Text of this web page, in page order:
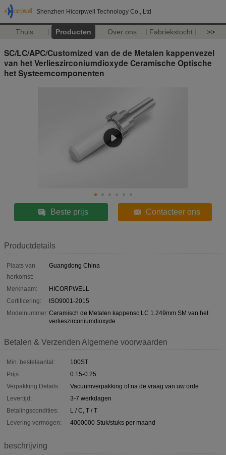
Shenzhen Hicorpwell Technology Co., Ltd
Thuis Producten Over ons Fabriekstocht >>
SC/LC/APC/Customized van de de Metalen kappenvezel
van het Verlieszirconiumdioxyde Ceramische Optische
het Systeemcomponenten
Beste prijs Contacteer ons
Productdetails
Plaats van
herkomst:
Guangdong China
Merknaam:
HICORPWELL
Certificering:
ISO9001-2015
Modelnummer: Ceramisch de Metalen kappensc LC 1.249mm SM van het
verlieszirconiumdioxyde
Betalen & Verzenden Algemene voorwaarden
Min. bestelaantal:
100ST
Prijs:
0.15-0.25
Verpakking Details:
Vacuümverpakking of na de vraag van uw orde
Levertijd:
3-7 werkdagen
Betalingscondities:
L / C, T / T
Levering vermogen:
4000000 Stuk/stuks per maand
beschrijving